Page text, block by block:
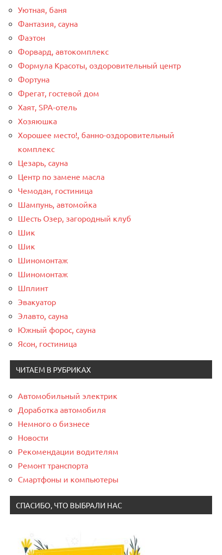
Уютная, баня
Фантазия, сауна
Фаэтон
Форвард, автокомплекс
Формула Красоты, оздоровительный центр
Фортуна
Фрегат, гостевой дом
Хаят, SPA-отель
Хозяюшка
Хорошее место!, банно-оздоровительный
комплекс
Цезарь, сауна
Центр по замене масла
Чемодан, гостиница
Шампунь, автомойка
Шесть Озер, загородный клуб
Шик
Шик
Шиномонтаж
Шиномонтаж
Шплинт
Эвакуатор
Элавто, сауна
Южный форос, сауна
Ясон, гостиница
ЧИТАЕМ В РУБРИКАХ
Автомобильный электрик
Доработка автомобиля
Немного о бизнесе
Новости
Рекомендации водителям
Ремонт транспорта
Смартфоны и компьютеры
СПАСИБО, ЧТО ВЫБРАЛИ НАС